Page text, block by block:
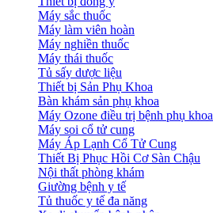
Máy sắc thuốc
Máy làm viên hoàn
Máy nghiền thuốc
Máy thái thuốc
Tủ sấy dược liệu
Thiết bị Sản Phụ Khoa
Bàn khám sản phụ khoa
Máy Ozone điều trị bệnh phụ khoa
Máy soi cổ tử cung
Máy Áp Lạnh Cổ Tử Cung
Thiết Bị Phục Hồi Cơ Sàn Chậu
Nội thất phòng khám
Giường bệnh y tế
Tủ thuốc y tế đa năng